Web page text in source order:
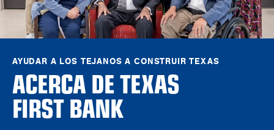
AYUDAR A LOS TEJANOS A CONSTRUIR TEXAS
ACERCA DE TEXAS
FIRST BANK